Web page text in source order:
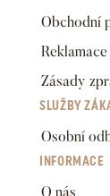
Obchodní
Zásady
SLUŽBY
Osobní
INFORMACE
O nás